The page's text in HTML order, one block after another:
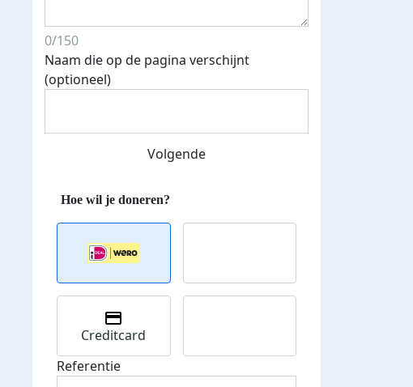
0/150
Naam die op de pagina verschijnt
(optioneel)
Volgende
Creditcard
Referentie